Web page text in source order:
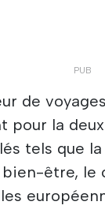
de
pour la
tels que
être, le